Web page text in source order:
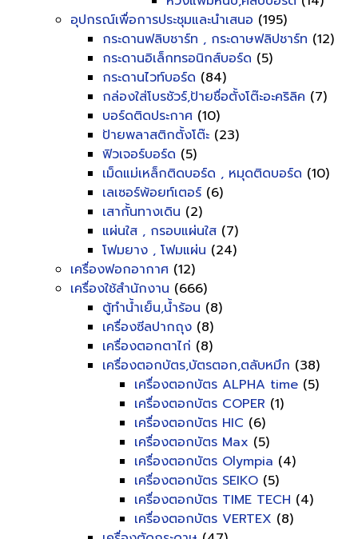
อุปกรณ์เพื่อการประชุมและนำเสนอ (195)
กระดานฟลิบชาร์ท , กระดาษฟลิปชาร์ท (12)
กระดานอิเล็กทรอนิกส์บอร์ด (5)
กระดานไวท์บอร์ด (84)
กล่องใส่โบรชัวร์,ป้ายชื่อตั้งโต๊ะอะคริลิค (7)
บอร์ดติดประกาศ (10)
ป้ายพลาสติกตั้งโต๊ะ (23)
ฟิวเจอร์บอร์ด (5)
เม็ดแม่เหล็กติดบอร์ด , หมุดติดบอร์ด (10)
เลเซอร์พ้อยท์เตอร์ (6)
เสากั้นทางเดิน (2)
แผ่นใส , กรอบแผ่นใส (7)
โฟมยาง , โฟมแผ่น (24)
เครื่องฟอกอากาศ (12)
เครื่องใช้สำนักงาน (666)
ตู้ทำน้ำเย็น,น้ำร้อน (8)
เครื่องซีลปากถุง (8)
เครื่องตอกตาไก่ (8)
เครื่องตอกบัตร,บัตรตอก,ตลับหมึก (38)
เครื่องตอกบัตร ALPHA time (5)
เครื่องตอกบัตร COPER (1)
เครื่องตอกบัตร HIC (6)
เครื่องตอกบัตร Max (5)
เครื่องตอกบัตร Olympia (4)
เครื่องตอกบัตร SEIKO (5)
เครื่องตอกบัตร TIME TECH (4)
เครื่องตอกบัตร VERTEX (8)